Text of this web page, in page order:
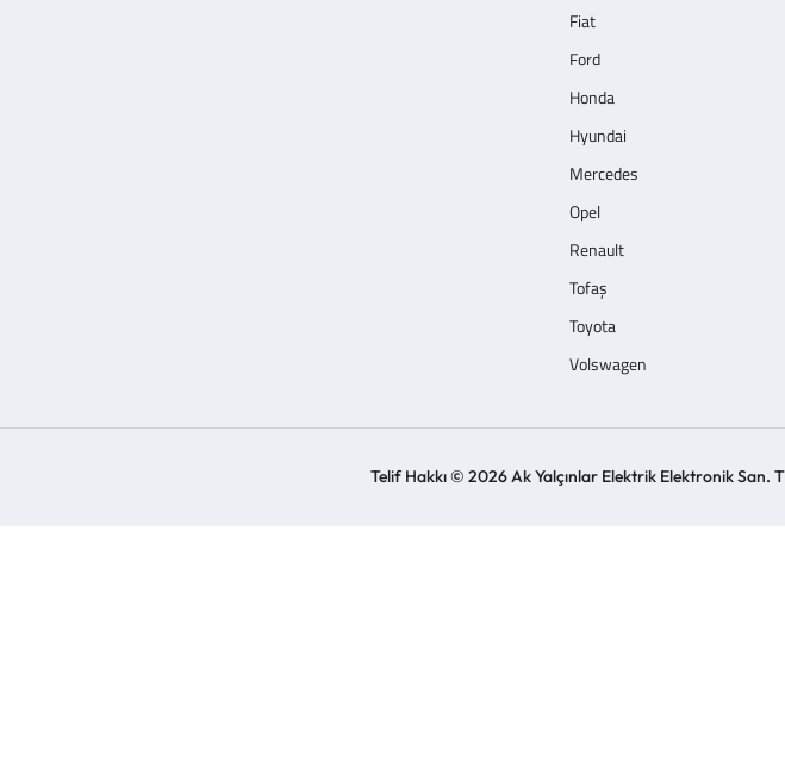
Fiat
Ford
Honda
Hyundai
Mercedes
Opel
Renault
Tofaş
Toyota
Volswagen
Telif Hakkı © 2026 Ak Yalçınlar Elektrik Elektronik San.